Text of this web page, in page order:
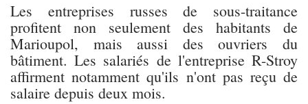
Les entreprises russes de sous-traitance
profitent non seulement des habitants de
Marioupol, mais aussi des ouvriers du
bâtiment. Les salariés de l'entreprise R-Stroy
affirment notamment qu'ils n'ont pas reçu de
salaire depuis deux mois.